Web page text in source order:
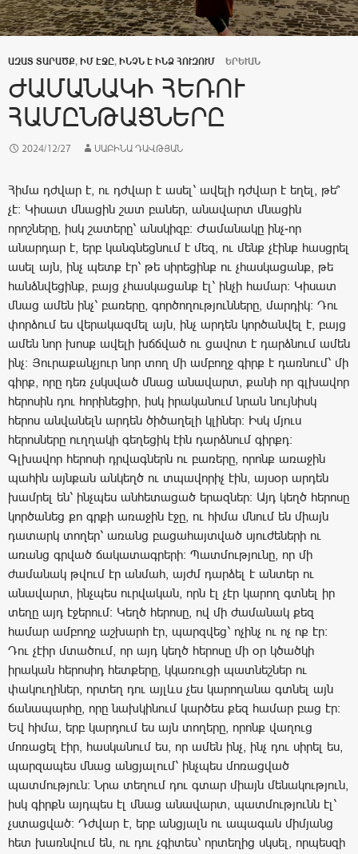
ԱԶԱՏ ՏԱՐԱԾՔ, ԻՄ ԷՋԸ, ԻՆՉՆ Է ԻՆՁ ՀՈՒԶՈՒՄ ԵՐԵՒԱՆ
ԺԱՄԱՆԱԿԻ ՀԵՌՈՒ
ՀԱՄԸՆԹԱՑՆԵՐԸ
2024/12/27 ՍԱԲԻՆԱ ԴԱՎԹՅԱՆ
Հիմա դժվար է, ու դժվար է ասել՝ ավելի դժվար է եղել, թե՞
չէ։ Կիսատ մնացին շատ բաներ, անավարտ մնացին
որոշները, իսկ շատերը՝ անսկիզբ։ Ժամանակը ինչ-որ
անարդար է, երբ կանգնեցնում է մեզ, ու մենք չէինք հասցրել
ասել այն, ինչ պետք էր՝ թե սիրեցինք ու չհասկացանք, թե
հանձնվեցինք, բայց չհասկացանք էլ՝ ինչի համար։ Կիսատ
մնաց ամեն ինչ՝ բառերը, գործողությունները, մարդիկ։ Դու
փորձում ես վերակազմել այն, ինչ արդեն կործանվել է, բայց
ամեն նոր խոսք ավելի խճճված ու ցավոտ է դարձնում ամեն
ինչ։ Յուրաքանչյուր նոր տող մի ամբողջ գիրք է դառնում՝ մի
գիրք, որը դեռ չսկսված մնաց անավարտ, քանի որ գլխավոր
հերոսին դու հորինեցիր, իսկ իրականում նրան նույնիսկ
հերոս անվանելն արդեն ծիծաղելի կլիներ։ Իսկ մյուս
հերոսները ուղղակի գեղեցիկ էին դարձնում գիրքդ։
Գլխավոր հերոսի դրվագներն ու բառերը, որոնք առաջին
պահին այնքան անկեղծ ու տպավորիչ էին, այսօր արդեն
խամրել են՝ ինչպես անհետացած երազներ։ Այդ կեղծ հերոսը
կործանեց քո գրքի առաջին էջը, ու հիմա մնում են միայն
դատարկ տողեր՝ առանց բացահայտված սյուժեների ու
առանց գրված ճակատագրերի։ Պատմությունը, որ մի
ժամանակ թվում էր անմահ, այժմ դարձել է անտեր ու
անավարտ, ինչպես ուրվական, որն էլ չէր կարող գտնել իր
տեղը այդ էջերում։ Կեղծ հերոսը, ով մի ժամանակ քեզ
համար ամբողջ աշխարհ էր, պարզվեց՝ ոչինչ ու ոչ ոք էր։
Դու չէիր մտածում, որ այդ կեղծ հերոսը մի օր կծածկի
իրական հերոսիդ հետքերը, կկառուցի պատնեշներ ու
փակուղիներ, որտեղ դու այլևս չես կարողանա գտնել այն
ճանապարհը, որը նախկինում կարծես քեզ համար բաց էր։
Եվ հիմա, երբ կարդում ես այն տողերը, որոնք վաղուց
մոռացել էիր, հասկանում ես, որ ամեն ինչ, ինչ դու սիրել ես,
պարզապես մնաց անցյալում՝ ինչպես մոռացված
պատմություն։ Նրա տեղում դու գտար միայն մենակություն,
իսկ գիրքն այդպես էլ մնաց անավարտ, պատմությունն էլ՝
չստացված։ Դժվար է, երբ անցյալն ու ապագան միմյանց
հետ խառնվում են, ու դու չգիտես՝ որտեղից սկսել, որպեսզի